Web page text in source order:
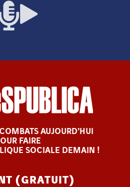
AUJOURD’HUI
FAIRE
SOCIALE DEMAIN !
(GRATUIT)